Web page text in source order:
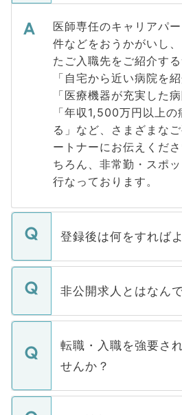
医師専任のキャリアパ
件などをおうかがいし
たご入職先をご紹介する
「自宅から近い病院を
「医療機器が充実した
「年収1,500万円以上
る」など、さまざまな
ートナーにお伝えくだ
ちろん、非常勤・スポ
行なっております。
登録後は何をすれば
ご登録いただきました
登録内容を確認し、そ
ます。通常、5営業日以
いただきますので、し
非公開求人とはなん
マイナビDOCTORで取
うち約3割は、Webサ
けない「非公開求人」
下記の理由によって、
ません。
転職・入職を強要さ
せんか？
転職・入職を強要する